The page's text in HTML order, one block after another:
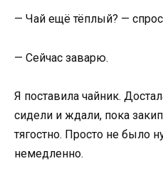
— Чай ещё тёплый? —
— Сейчас заварю.
Я поставила чайник.
сидели и ждали, пока
тягостно. Просто не было
немедленно.